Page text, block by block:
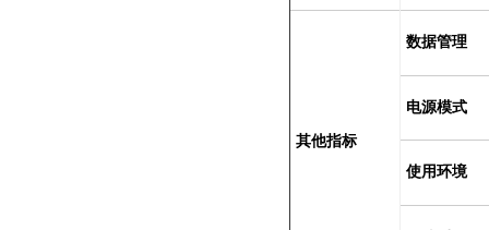
其他指标
数据管理
电源模式
使用环境